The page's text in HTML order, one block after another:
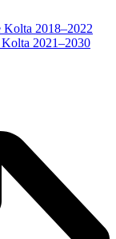
Kolta 2018–2022
2021–2030